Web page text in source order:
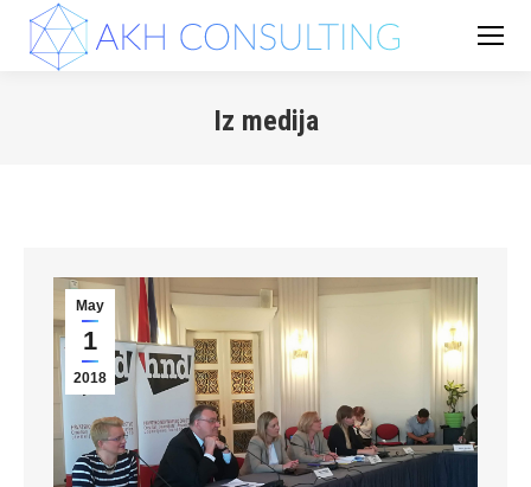
Iz medija
May
1
2018